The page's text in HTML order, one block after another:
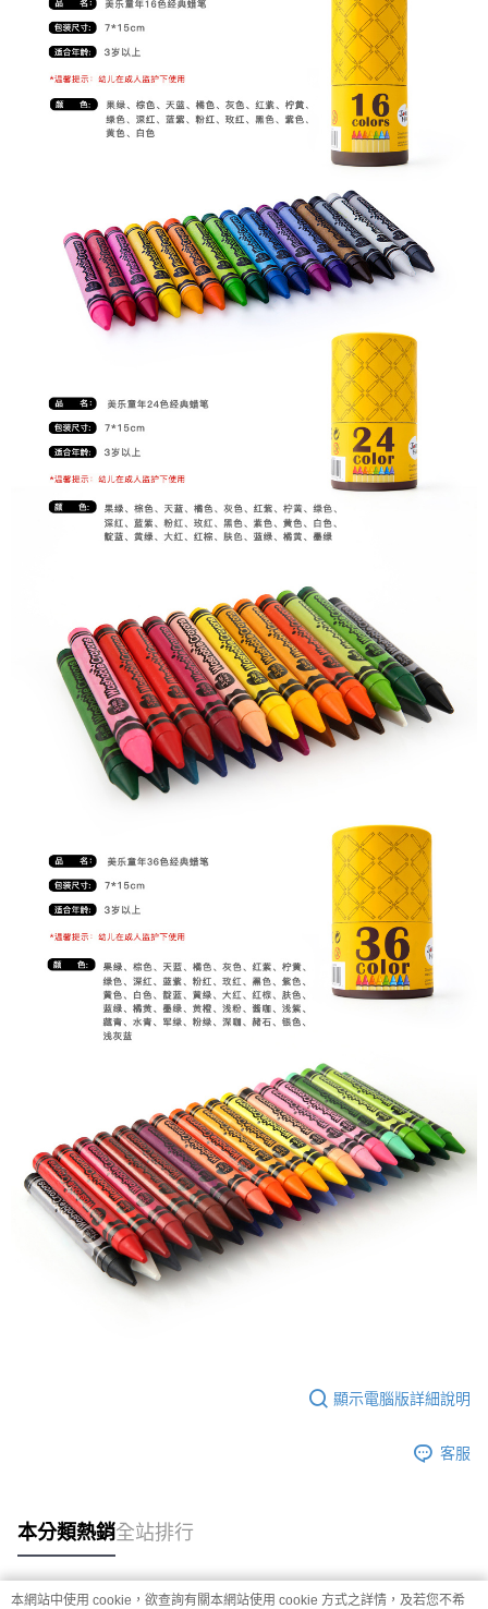
顯示電腦版詳細說明
客服
本分類熱銷全站排行
本網站中使用 cookie，欲查詢有關本網站使用 cookie 方式之詳情，及若您不希